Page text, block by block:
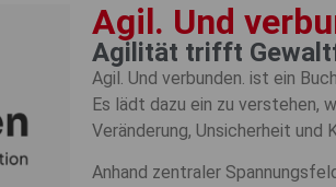
Agil. Und
Agilität trifft
Agil. Und verbunden. ist ein
Es lädt dazu ein zu verstehen,
Veränderung, Unsicherheit und
Anhand zentraler